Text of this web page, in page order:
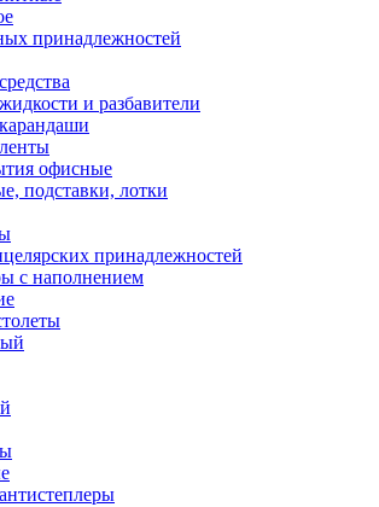
принадлежностей
и разбавители
офисные
подставки, лотки
принадлежностей
с наполнением